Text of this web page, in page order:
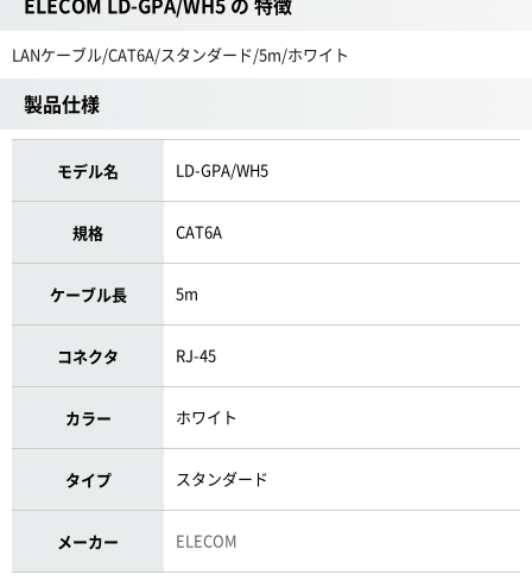
LANケーブル/CAT6A/スタンダード/5m/ホワイト
製品仕様
モデル名 LD-GPA/WH5
規格 CAT6A
ケーブル長 5m
コネクタ RJ-45
カラー ホワイト
タイプ スタンダード
メーカー ELECOM